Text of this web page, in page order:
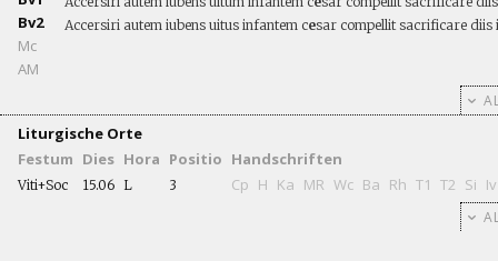
Bv2 Accersiri autem iubens uitus infantem cesar compellit sacrificare diis
Mc
AM
Liturgische Orte
Festum Dies Hora Positio Handschriften
Viti+Soc 15.06 L 3 Cp H Ka MR Wc Ba Rh T1 T2 Si Iv